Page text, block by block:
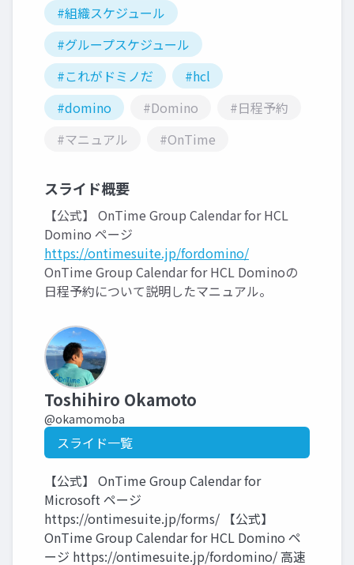
#組織スケジュール
#グループスケジュール
#これがドミノだ
#hcl
#domino
#Domino
#日程予約
#マニュアル
#OnTime
スライド概要
【公式】 OnTime Group Calendar for HCL
Domino ページ
https://ontimesuite.jp/fordomino/
OnTime Group Calendar for HCL Dominoの
日程予約について説明したマニュアル。
Toshihiro Okamoto
@okamomoba
スライド一覧
【公式】 OnTime Group Calendar for
Microsoft ページ
https://ontimesuite.jp/forms/ 【公式】
OnTime Group Calendar for HCL Domino ペ
ージ https://ontimesuite.jp/fordomino/ 高速